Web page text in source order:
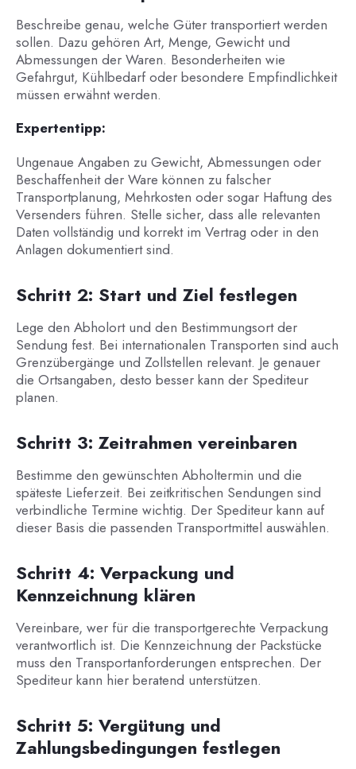
Beschreibe genau, welche Güter transportiert werden
sollen. Dazu gehören Art, Menge, Gewicht und
Abmessungen der Waren. Besonderheiten wie
Gefahrgut, Kühlbedarf oder besondere Empfindlichkeit
müssen erwähnt werden.
Expertentipp:
Ungenaue Angaben zu Gewicht, Abmessungen oder
Beschaffenheit der Ware können zu falscher
Transportplanung, Mehrkosten oder sogar Haftung des
Versenders führen. Stelle sicher, dass alle relevanten
Daten vollständig und korrekt im Vertrag oder in den
Anlagen dokumentiert sind.
Schritt 2: Start und Ziel festlegen
Lege den Abholort und den Bestimmungsort der
Sendung fest. Bei internationalen Transporten sind auch
Grenzübergänge und Zollstellen relevant. Je genauer
die Ortsangaben, desto besser kann der Spediteur
planen.
Schritt 3: Zeitrahmen vereinbaren
Bestimme den gewünschten Abholtermin und die
späteste Lieferzeit. Bei zeitkritischen Sendungen sind
verbindliche Termine wichtig. Der Spediteur kann auf
dieser Basis die passenden Transportmittel auswählen.
Schritt 4: Verpackung und
Kennzeichnung klären
Vereinbare, wer für die transportgerechte Verpackung
verantwortlich ist. Die Kennzeichnung der Packstücke
muss den Transportanforderungen entsprechen. Der
Spediteur kann hier beratend unterstützen.
Schritt 5: Vergütung und
Zahlungsbedingungen festlegen